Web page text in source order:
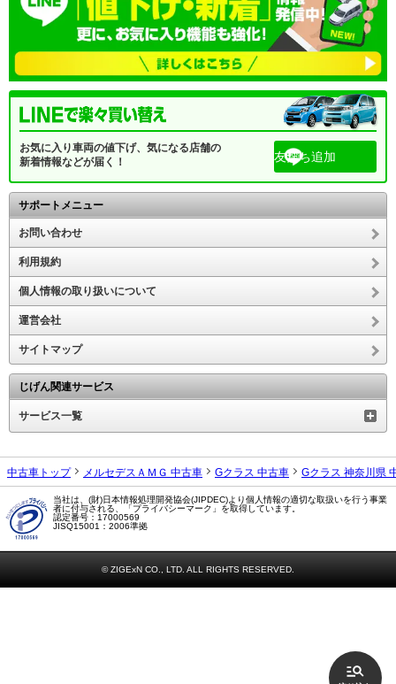
お気に入り車両の値下げ、気になる店舗の
新着情報などが届く！
友だち追加
サポートメニュー
お問い合わせ
利用規約
個人情報の取り扱いについて
運営会社
サイトマップ
じげん関連サービス
サービス一覧
中古車トップ メルセデスＡＭＧ 中古車 Gクラス 中古車 Gクラス 神奈川県
当社は、(財)日本情報処理開発協会(JIPDEC)より個人情報の適切な取扱いを行う事業
者に付与される、「プライバシーマーク」を取得しています。
認定番号：17000569
JISQ15001：2006準拠
© ZIGExN CO., LTD. ALL RIGHTS RESERVED.